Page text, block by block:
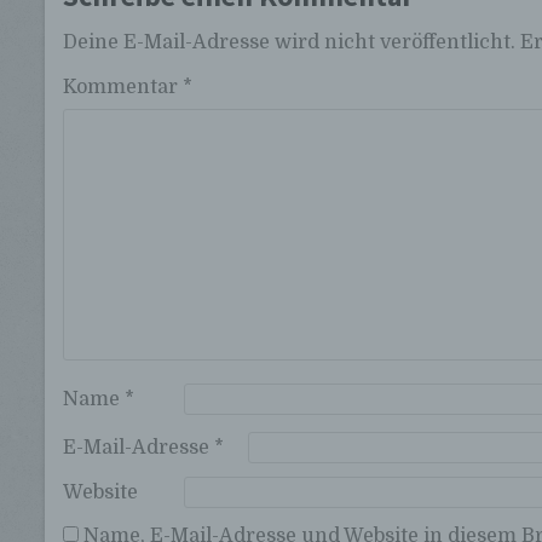
Deine E-Mail-Adresse wird nicht veröffentlicht.
Kommentar *
Name *
E-Mail-Adresse *
Website
Name, E-Mail-Adresse und Website in diesem